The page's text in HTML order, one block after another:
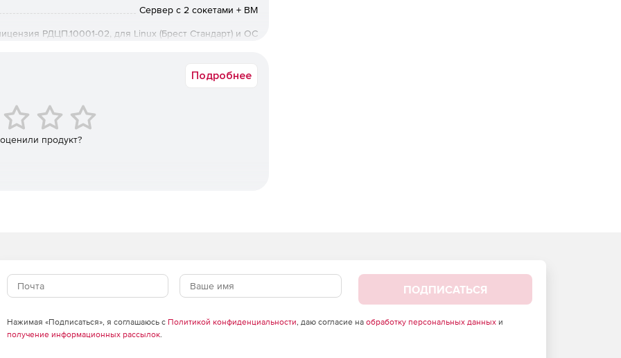
и рабочих мест архитектуры х86-64.
Сервер с 2 сокетами + ВМ
РДЦП.10001-02, для Linux (Брест Стандарт) и ОС
Физический
Подробнее
продукт?
ПОДПИСАТЬСЯ
Нажимая «Подписаться», я соглашаюсь с Политикой конфиденциальности, даю согласие на обработку персональных данныхи
получение информационных рассылок.